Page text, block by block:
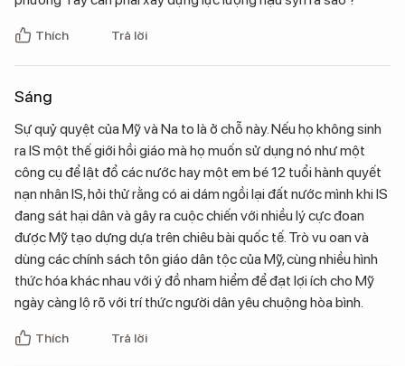
Thích Trả lời
Sáng
Sự quỷ quyệt của Mỹ và Na to là ở chỗ này. Nếu họ không sinh
ra IS một thế giới hồi giáo mà họ muốn sử dụng nó như một
công cụ để lật đổ các nước hay một em bé 12 tuổi hành quyết
nạn nhân IS, hỏi thử rằng có ai dám ngồi lại đất nước mình khi IS
đang sát hại dân và gây ra cuộc chiến với nhiều lý cực đoan
được Mỹ tạo dựng dựa trên chiêu bài quốc tế. Trò vu oan và
dùng các chính sách tôn giáo dân tộc của Mỹ, cùng nhiều hình
thức hóa khác nhau với ý đồ nham hiểm để đạt lợi ích cho Mỹ
ngày càng lộ rõ với trí thức người dân yêu chuộng hòa bình.
Thích Trả lời